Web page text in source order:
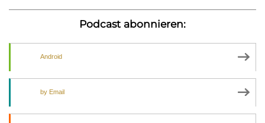
Podcast abonnieren:
Android
by Email